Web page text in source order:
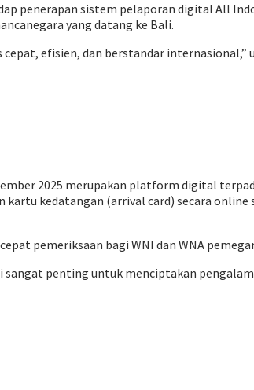
penerapan sistem pelaporan digital All
yang datang ke Bali.
efisien, dan berstandar internasional,”
2025 merupakan platform digital
kedatangan (arrival card) secara online
pemeriksaan bagi WNI dan WNA
sangat penting untuk menciptakan